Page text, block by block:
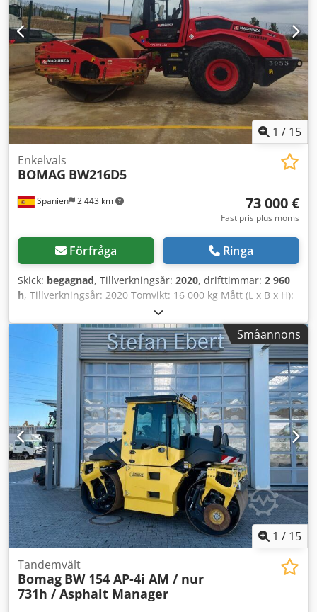
1 / 15
Spanien 2 443 km
Enkelvals
BOMAG BW216D5
73 000 €
Fast pris plus moms
Förfråga Ringa
Skick: begagnad, Tillverkningsår: 2020, drifttimmar: 2 960
h, Tillverkningsår: 2020 Tomvikt: 16 000 kg Mått (L x B x H):
622 x 230 x 299 cm Motortyp: Deutz DEUTZ TCD4.1 L-4
Codpjxqfdtofx Aaveha
Småannons
1 / 15
Tandemvält
Bomag BW 154 AP-4i AM / nur
731h / Asphalt Manager